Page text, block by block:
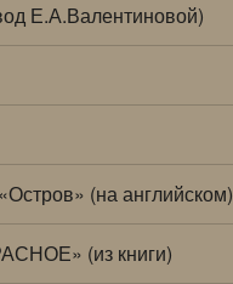
Е.А.Валентиновой)
(на английском)
(из книги)